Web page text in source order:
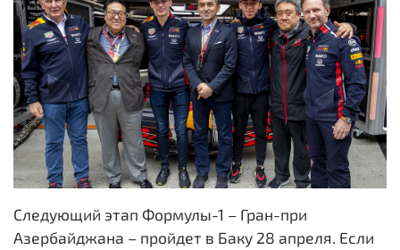
Следующий этап Формулы-1 – Гран-при
Азербайджана – пройдет в Баку 28 апреля. Если